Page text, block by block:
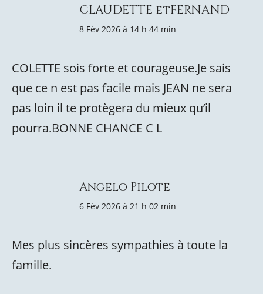
CLAUDETTE etFERNAND
8 Fév 2026 à 14 h 44 min
COLETTE sois forte et courageuse.Je sais
que ce n est pas facile mais JEAN ne sera
pas loin il te protègera du mieux qu’il
pourra.BONNE CHANCE C L
Angelo Pilote
6 Fév 2026 à 21 h 02 min
Mes plus sincères sympathies à toute la
famille.